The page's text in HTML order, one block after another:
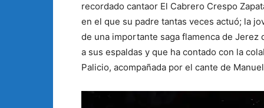
recordado cantaor El Cabrero Crespo
en el que su padre tantas veces actuó; la
de una importante saga flamenca de
a sus espaldas y que ha contado con la
Palicio, acompañada por el cante de